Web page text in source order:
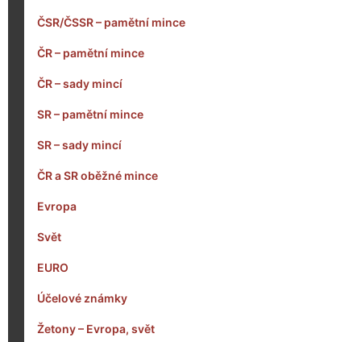
ČSR/ČSSR – pamětní mince
ČR – pamětní mince
ČR – sady mincí
SR – pamětní mince
SR – sady mincí
ČR a SR oběžné mince
Evropa
Svět
EURO
Účelové známky
Žetony – Evropa, svět